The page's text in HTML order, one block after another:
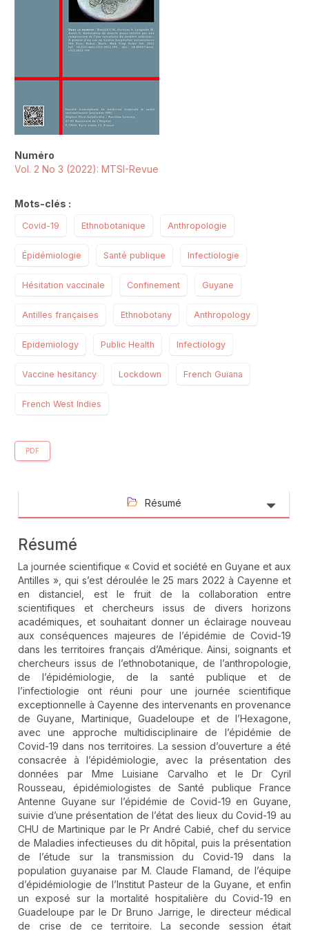
Numéro
Vol. 2 No 3 (2022): MTSI-Revue
Mots-clés :
Covid-19 Ethnobotanique Anthropologie
Épidémiologie Santé publique Infectiologie
Hésitation vaccinale Confinement Guyane
Antilles françaises Ethnobotany Anthropology
Epidemiology Public Health Infectiology
Vaccine hesitancy Lockdown French Guiana
French West Indies
PDF
Résumé
Résumé
La journée scientifique « Covid et société en Guyane et aux
Antilles », qui s’est déroulée le 25 mars 2022 à Cayenne et
en distanciel, est le fruit de la collaboration entre
scientifiques et chercheurs issus de divers horizons
académiques, et souhaitant donner un éclairage nouveau
aux conséquences majeures de l’épidémie de Covid-19
dans les territoires français d’Amérique. Ainsi, soignants et
chercheurs issus de l’ethnobotanique, de l’anthropologie,
de l’épidémiologie, de la santé publique et de
l’infectiologie ont réuni pour une journée scientifique
exceptionnelle à Cayenne des intervenants en provenance
de Guyane, Martinique, Guadeloupe et de l’Hexagone,
avec une approche multidisciplinaire de l’épidémie de
Covid-19 dans nos territoires. La session d’ouverture a été
consacrée à l’épidémiologie, avec la présentation des
données par Mme Luisiane Carvalho et le Dr Cyril
Rousseau, épidémiologistes de Santé publique France
Antenne Guyane sur l’épidémie de Covid-19 en Guyane,
suivie d’une présentation de l’état des lieux du Covid-19 au
CHU de Martinique par le Pr André Cabié, chef du service
de Maladies infectieuses du dit hôpital, puis la présentation
de l’étude sur la transmission du Covid-19 dans la
population guyanaise par M. Claude Flamand, de l’équipe
d’épidémiologie de l’Institut Pasteur de la Guyane, et enfin
un exposé sur la mortalité hospitalière du Covid-19 en
Guadeloupe par le Dr Bruno Jarrige, le directeur médical
de crise de ce territoire. La seconde session était